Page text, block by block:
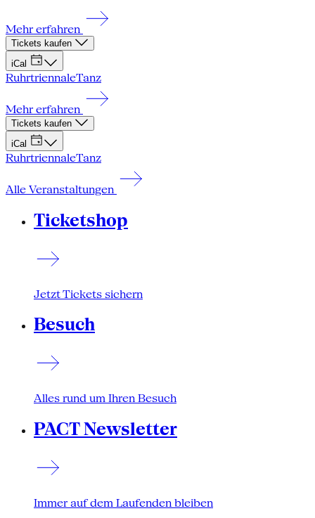
Mehr erfahren
Tickets kaufen
iCal
RuhrtriennaleTanz
Mehr erfahren
Tickets kaufen
iCal
RuhrtriennaleTanz
Alle Veranstaltungen
Ticketshop
Jetzt Tickets sichern
Besuch
Alles rund um Ihren Besuch
PACT Newsletter
Immer auf dem Laufenden bleiben